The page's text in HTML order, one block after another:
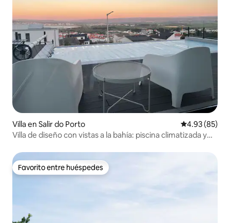
Villa en Salir do Porto Calificación
4.93 (85)
Villa de diseño con vistas a la bahía: piscina climatizada y
Favorito entre huéspedes
Favorito entre huéspedes